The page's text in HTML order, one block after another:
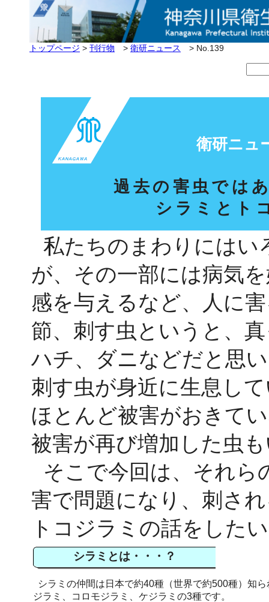
トップページ > 刊行物 > 衛研ニュース > No.139
衛研ニ
過去の害虫では
シラミとト
私たちのまわりにはい
が、その一部には病気
感を与えるなど、人に
節、刺す虫というと、
ハチ、ダニなどだと思
刺す虫が身近に生息し
ほとんど被害がおきて
被害が再び増加した虫
そこで今回は、それら
害で問題になり、刺さ
トコジラミの話をした
シラミとは・・・？
シラミの仲間は日本で約40種（世界で約500種）知
ジラミ、コロモジラミ、ケジラミの3種です。